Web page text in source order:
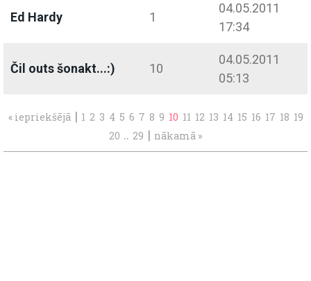
Ed Hardy 1
04.05.2011
17:34
Čil outs šonakt...:) 10
04.05.2011
05:13
« iepriekšējā | 1 2 3 4 5 6 7 8 9 10 11 12 13 14 15 16 17 18 19
20 .. 29 | nākamā »